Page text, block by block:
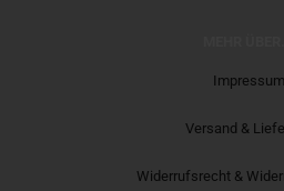
Impressum
Versand &
Widerrufsrecht &